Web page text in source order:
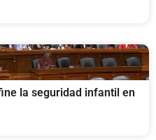
la seguridad infantil en